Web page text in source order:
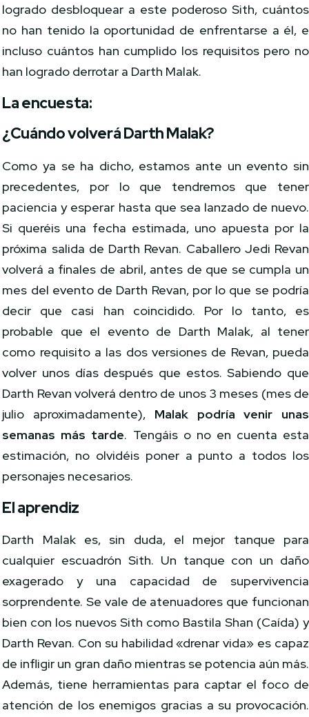
logrado desbloquear a este poderoso Sith, cuántos
no han tenido la oportunidad de enfrentarse a él, e
incluso cuántos han cumplido los requisitos pero no
han logrado derrotar a Darth Malak.
La encuesta:
¿Cuándo volverá Darth Malak?
Como ya se ha dicho, estamos ante un evento sin
precedentes, por lo que tendremos que tener
paciencia y esperar hasta que sea lanzado de nuevo.
Si queréis una fecha estimada, uno apuesta por la
próxima salida de Darth Revan. Caballero Jedi Revan
volverá a finales de abril, antes de que se cumpla un
mes del evento de Darth Revan, por lo que se podría
decir que casi han coincidido. Por lo tanto, es
probable que el evento de Darth Malak, al tener
como requisito a las dos versiones de Revan, pueda
volver unos días después que estos. Sabiendo que
Darth Revan volverá dentro de unos 3 meses (mes de
julio aproximadamente), Malak podría venir unas
semanas más tarde. Tengáis o no en cuenta esta
estimación, no olvidéis poner a punto a todos los
personajes necesarios.
El aprendiz
Darth Malak es, sin duda, el mejor tanque para
cualquier escuadrón Sith. Un tanque con un daño
exagerado y una capacidad de supervivencia
sorprendente. Se vale de atenuadores que funcionan
bien con los nuevos Sith como Bastila Shan (Caída) y
Darth Revan. Con su habilidad «drenar vida» es capaz
de infligir un gran daño mientras se potencia aún más.
Además, tiene herramientas para captar el foco de
atención de los enemigos gracias a su provocación.